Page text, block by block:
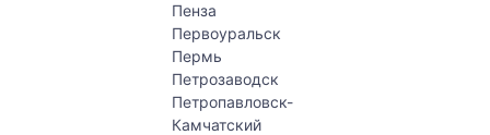
Пенза
Первоуральск
Пермь
Петрозаводск
Петропавловск-
Камчатский